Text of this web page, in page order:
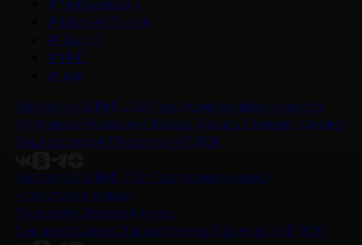
# Чебурашка 3
# Матвей Лыков
#Холод
# НМГ
# док
Контакты Об НМГ ДОКПредложите идею Новости
Интервью Рецензии ОбзорыАнонсы Снимается кино
Энциклопедия Проекты НМГ ДОК
Контакты Об НМГ ДОКПредложите идею
Новости Интервью
Рецензии ОбзорыАнонсы
Снимается кино Энциклопедия Проекты НМГ ДОК